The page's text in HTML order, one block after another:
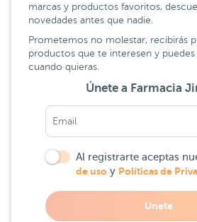
marcas y productos favoritos,
novedades antes que nadie.
Prometemos no molestar, recibirás
productos que te interesen y puedes
cuando quieras.
Únete a Farmacia
Al registrarte aceptas
de uso y Políticas de
Unete